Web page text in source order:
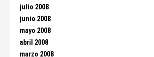
julio 2008
junio 2008
mayo 2008
abril 2008
marzo 2008